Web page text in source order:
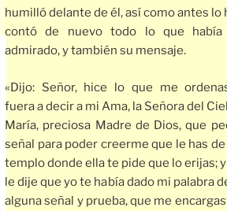
humilló delante de él, así como antes lo
contó de nuevo todo lo que
admirado, y también su mensaje.
«Dijo: Señor, hice lo que me
fuera a decir a mi Ama, la Señora del
María, preciosa Madre de Dios, que
señal para poder creerme que le has
templo donde ella te pide que lo erijas;
le dije que yo te había dado mi palabra
alguna señal y prueba, que me